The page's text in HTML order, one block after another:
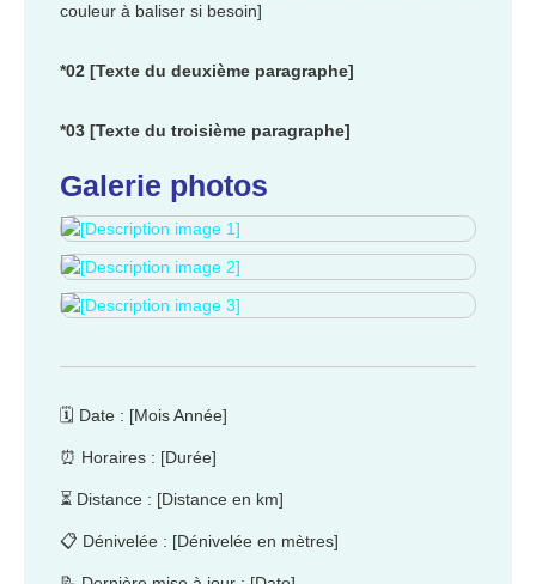
couleur à baliser si besoin]
*02 [Texte du deuxième paragraphe]
*03 [Texte du troisième paragraphe]
Galerie photos
🗓️ Date : [Mois Année]
⏰ Horaires : [Durée]
⏳ Distance : [Distance en km]
📋 Dénivelée : [Dénivelée en mètres]